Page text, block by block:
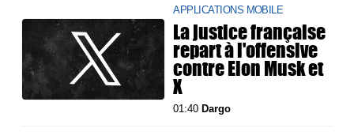
APPLICATIONS MOBILE
La justice française
repart à l'offensive
contre Elon Musk et
X
01:40 Dargo